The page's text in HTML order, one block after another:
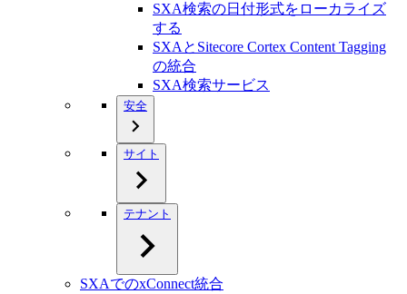
SXA検索の日付形式をローカライズ
する
SXAとSitecore Cortex Content Tagging
の統合
SXA検索サービス
安全
サイト
テナント
SXAでのxConnect統合